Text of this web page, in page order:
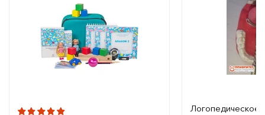
Логопедическое